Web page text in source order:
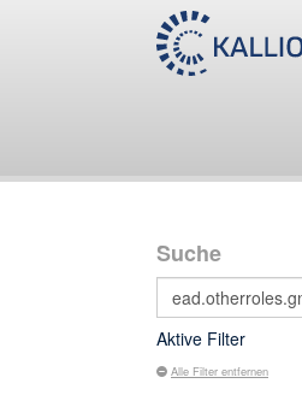
Suche
Aktive Filter
Alle Filter entfernen